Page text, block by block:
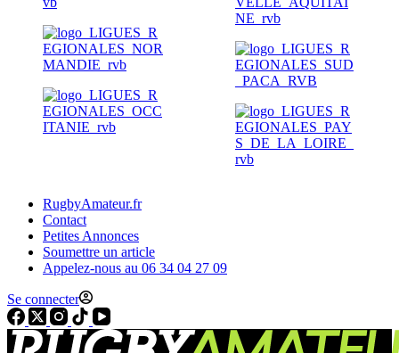
RugbyAmateur.fr
Contact
Petites Annonces
Soumettre un article
Appelez-nous au 06 34 04 27 09
Se connecter